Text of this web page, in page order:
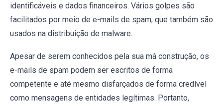
identificáveis e dados financeiros. Vários golpes são
facilitados por meio de e-mails de spam, que também são
usados na distribuição de malware.
Apesar de serem conhecidos pela sua má construção, os
e-mails de spam podem ser escritos de forma
competente e até mesmo disfarçados de forma credível
como mensagens de entidades legítimas. Portanto,